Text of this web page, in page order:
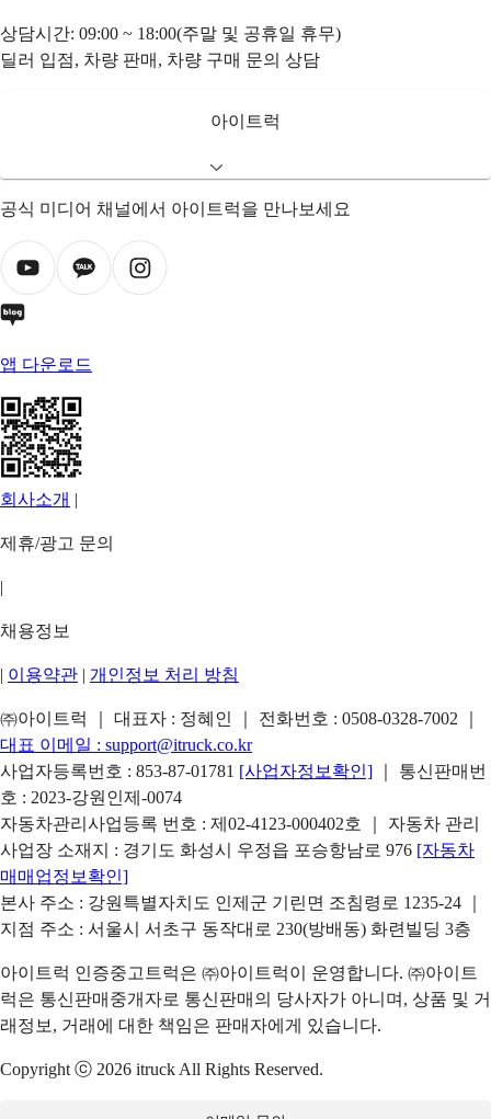
상담시간: 09:00 ~ 18:00(주말 및 공휴일 휴무)
딜러 입점, 차량 판매, 차량 구매 문의 상담
아이트럭
공식 미디어 채널에서 아이트럭을 만나보세요
앱 다운로드
회사소개 |
제휴/광고 문의
|
채용정보
| 이용약관 | 개인정보 처리 방침
㈜아이트럭 ｜ 대표자 : 정혜인 ｜ 전화번호 : 0508-0328-7002
대표 이메일 : support@itruck.co.kr
사업자등록번호 : 853-87-01781 [사업자정보확인]
｜ 통신판매번
호 : 2023-강원인제-0074
자동차관리사업등록 번호 : 제02-4123-000402호 ｜ 자동차 관리
사업장 소재지 : 경기도 화성시 우정읍 포승항남로 976 [자동차
매매업정보확인]
본사 주소 : 강원특별자치도 인제군 기린면 조침령로 1235-24 ｜
지점 주소 : 서울시 서초구 동작대로 230(방배동) 화련빌딩 3층
아이트럭 인증중고트럭은 ㈜아이트럭이 운영합니다. ㈜아이트
럭은 통신판매중개자로 통신판매의 당사자가 아니며, 상품 및 거
래정보, 거래에 대한 책임은 판매자에게 있습니다.
Copyright ⓒ 2026 itruck All Rights Reserved.